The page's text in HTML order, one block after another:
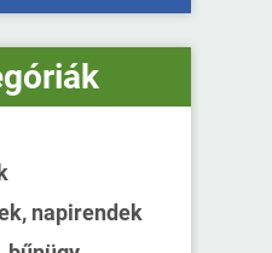
napirendek